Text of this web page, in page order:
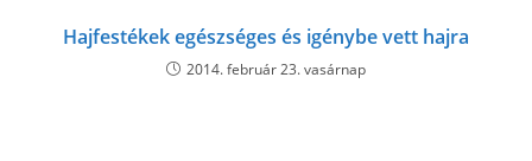
Hajfestékek egészséges és igénybe vett hajra
2014. február 23. vasárnap